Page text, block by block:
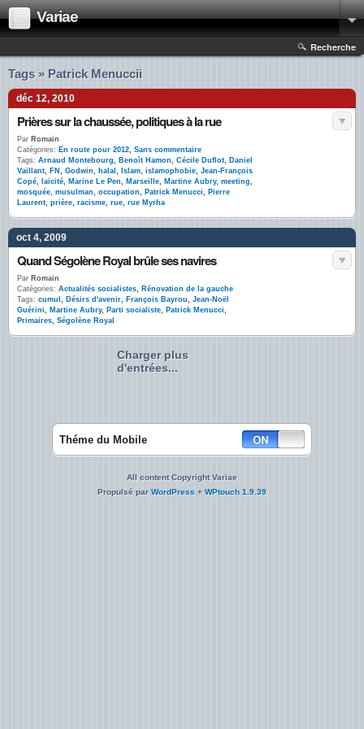
Variae
Recherche
Tags » Patrick Menuccii
déc 12, 2010
Prières sur la chaussée, politiques à la rue
Par Romain
Catégories: En route pour 2012, Sans commentaire
Tags: Arnaud Montebourg, Benoît Hamon, Cécile Duflot, Daniel
Vaillant, FN , Godwin, halal , Islam, islamophobie, Jean-François
Copé, laïcité, Marine Le Pen, Marseille, Martine Aubry, meeting,
mosquée, musulman, occupation, Patrick Menucci, Pierre
Laurent, prière, racisme, rue, rue Myrha
oct 4, 2009
Quand Ségolène Royal brûle ses navires
Par Romain
Catégories: Actualités socialistes, Rénovation de la gauche
Tags: cumul , Désirs d'avenir, François Bayrou, Jean-Noël
Guérini, Martine Aubry, Parti socialiste, Patrick Menucci,
Primaires, Ségolène Royal
Charger plus
d'entrées...
Théme du Mobile
All content Copyright Variae
Propulsé parWordPress + WPtouch 1.9.39